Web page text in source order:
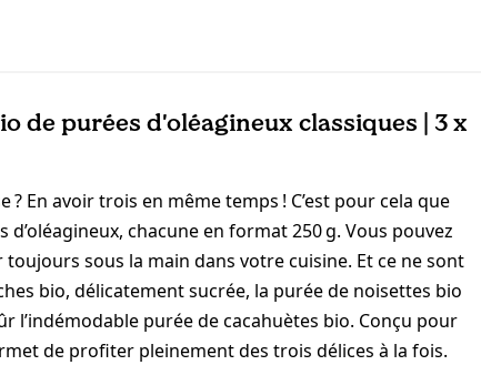
de purées d'oléagineux classiques | 3 x
En avoir trois en même temps ! C’est pour cela que
chacune en format 250 g. Vous pouvez
sous la main dans votre cuisine. Et ce ne sont
bio, délicatement sucrée, la purée de noisettes bio
l’indémodable purée de cacahuètes bio. Conçu pour
de profiter pleinement des trois délices à la fois.